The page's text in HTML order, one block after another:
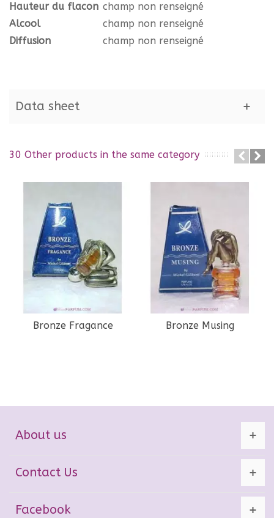
Hauteur du flacon champ non renseigné
Alcool
champ non renseigné
Diffusion
champ non renseigné
Data sheet
30 Other products in the same category
Bronze Fragance Bronze Musing
About us
Contact Us
Facebook